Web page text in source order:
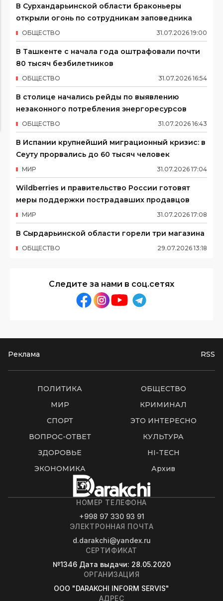
В Сурхандарьинской области браконьеры
открыли огонь по сотрудникам заповедника
31.07.2026 19:00
ОБЩЕСТВО
В Ташкенте с начала года оштрафовали почти
80 тысяч безбилетников
31.07.2026 16:54
ОБЩЕСТВО
В столице начались рейды по выявлению
незаконного потребления энергоресурсов
31.07.2026 16:43
ОБЩЕСТВО
В Испании крупнейший миграционный кризис: в
Сеуту прорвались до 60 тысяч человек
31.07.2026 17:04
МИР
Wildberries и правительство России готовят
меры поддержки пострадавших продавцов
31.07.2026 17:08
МИР
В Сырдарьинской области горели три магазина
29.07.2026 13:18
ОБЩЕСТВО
Следите за нами в соц.сетях
Реклама RSS
ПОЛИТИКА
ОБЩЕСТВО
МИР
КРИМИНАЛ
СПОРТ
ЭТО ИНТЕРЕСНО
ВОПРОС-ОТВЕТ
КУЛЬТУРА
ЗДОРОВЬЕ
HI-TECH
ЭКОНОМИКА
Архив
НОМЕР ТЕЛЕФОНА
+998 97 330 93 91
ЭЛЕКТРОННАЯ ПОЧТА
d.darakchi@yandex.ru
СЕРТИФИКАТ
№1346 Дата выдачи: 28.05.2020
ОРГАНИЗАЦИЯ
OOO "DARAKCHI INFORM SERVIS"
АДРЕС